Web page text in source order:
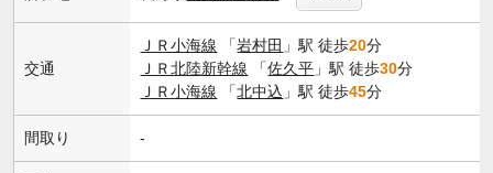
交通
ＪＲ小海線 「岩村田 」駅 徒歩20分
ＪＲ北陸新幹線 「佐久平 」駅 徒歩30分
ＪＲ小海線 「北中込 」駅 徒歩45分
間取り -